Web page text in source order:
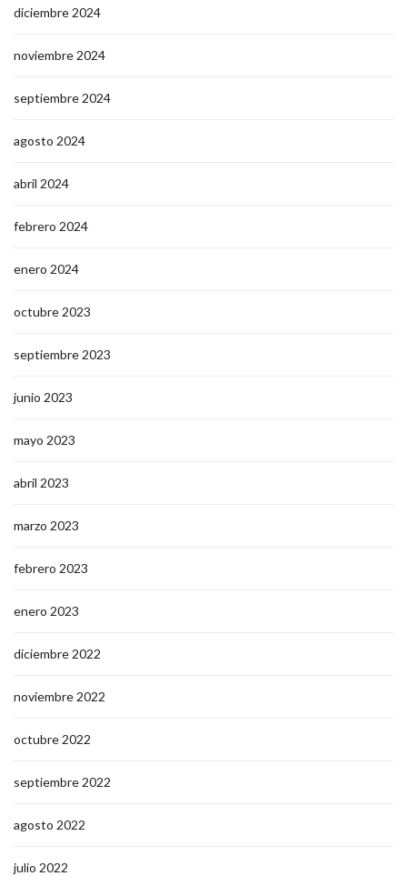
diciembre 2024
noviembre 2024
septiembre 2024
agosto 2024
abril 2024
febrero 2024
enero 2024
octubre 2023
septiembre 2023
junio 2023
mayo 2023
abril 2023
marzo 2023
febrero 2023
enero 2023
diciembre 2022
noviembre 2022
octubre 2022
septiembre 2022
agosto 2022
julio 2022